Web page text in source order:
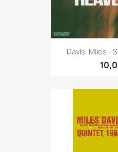
Davis, Miles -